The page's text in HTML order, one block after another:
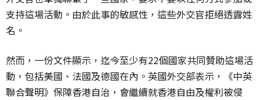
支持這場活動。由於此事的敏感性，這些外交官拒絕透露姓
名。
然而，一份文件顯示，迄今至少有22個國家共同贊助這場活
動，包括美國、法國及德國在內。英國外交部表示，《中英
聯合聲明》保障香港自治，會繼續就香港自由及權利被侵